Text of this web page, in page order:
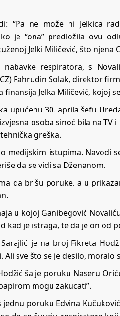
“Pa ne može ni Jelkica
je “ona” predložila ovu
Jelki Miličević, što njena
respiratora, s
Fahrudin Solak, direktor
Jelka Miličević, kojoj
upućenu 30. aprila šefu
osoba sinoć bila na
greška.
medijskim istupima. Navodi
da se vidi sa Dženanom.
da brišu poruke, a u
u kojoj Ganibegović
kad je istraga, te da je on od
je na broj Fikreta
sve što se je desilo, moralo
šalje poruku Naseru
mogu zakucati”.
jednu poruku Edvina